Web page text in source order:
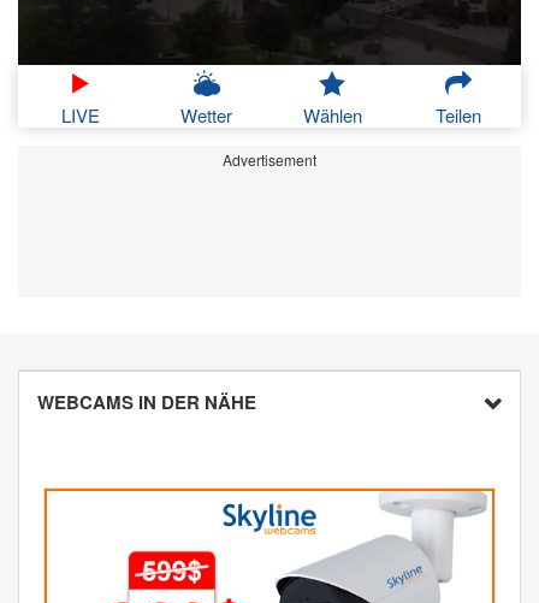
LIVE Wetter Wählen Teilen
Advertisement
WEBCAMS IN DER NÄHE